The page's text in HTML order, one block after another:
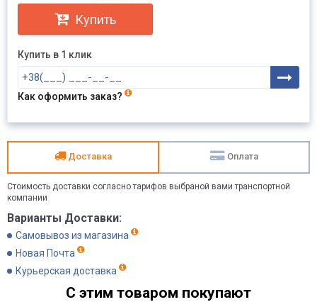
Купить
Купить в 1 клик
Как оформить заказ?
Доставка Оплата
Стоимость доставки согласно тарифов выбраной вами транспортной
компании
Варианты Доставки:
Самовывоз из магазина
Новая Почта
Курьерская доставка
С этим товаром покупают